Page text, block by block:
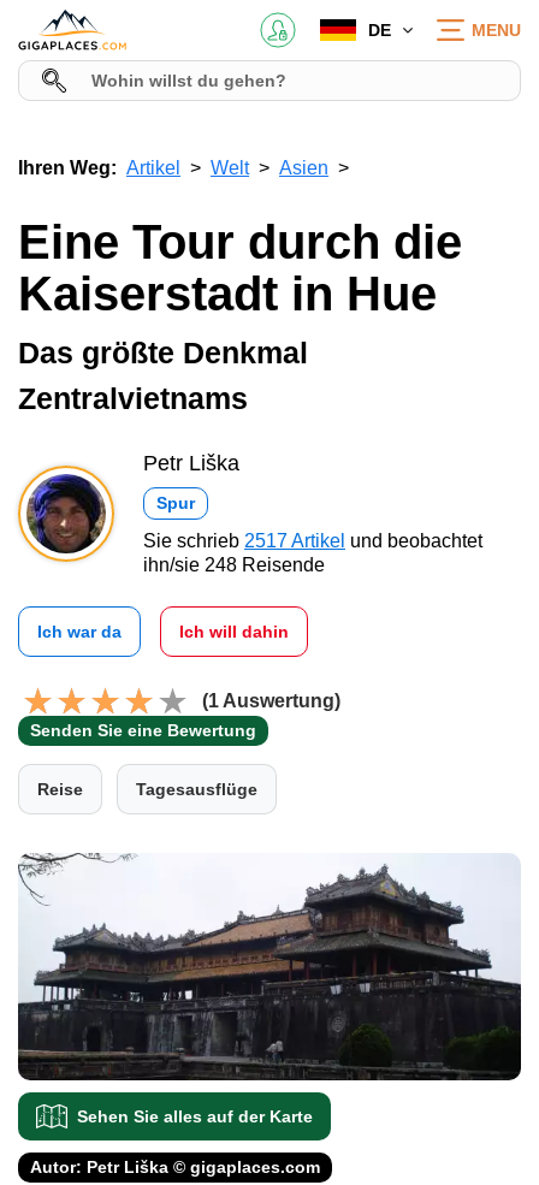
DE MENU
Ihren Weg: Artikel Welt Asien
Eine Tour durch die
Kaiserstadt in Hue
Das größte Denkmal
Zentralvietnams
Petr Liška
Spur
Sie schrieb 2517 Artikel und beobachtet
ihn/sie 248 Reisende
Ich war da Ich will dahin
(1 Auswertung)
Senden Sie eine Bewertung
Reise Tagesausflüge
Sehen Sie alles auf der Karte
Autor: Petr Liška © gigaplaces.com